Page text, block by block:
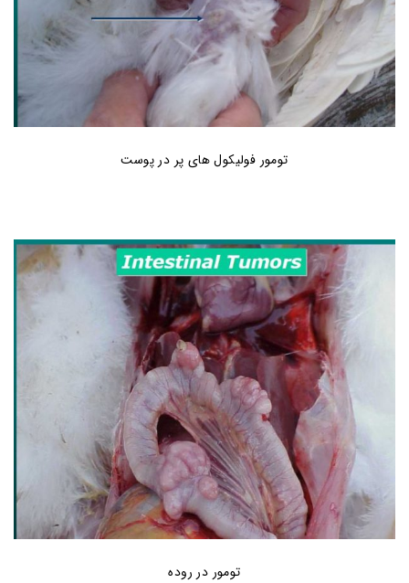
تومور فولیکول های پر در پوست
تومور در روده